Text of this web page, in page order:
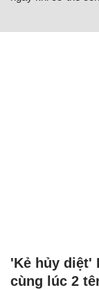
'Kẻ hủy diệt'
cùng lúc 2